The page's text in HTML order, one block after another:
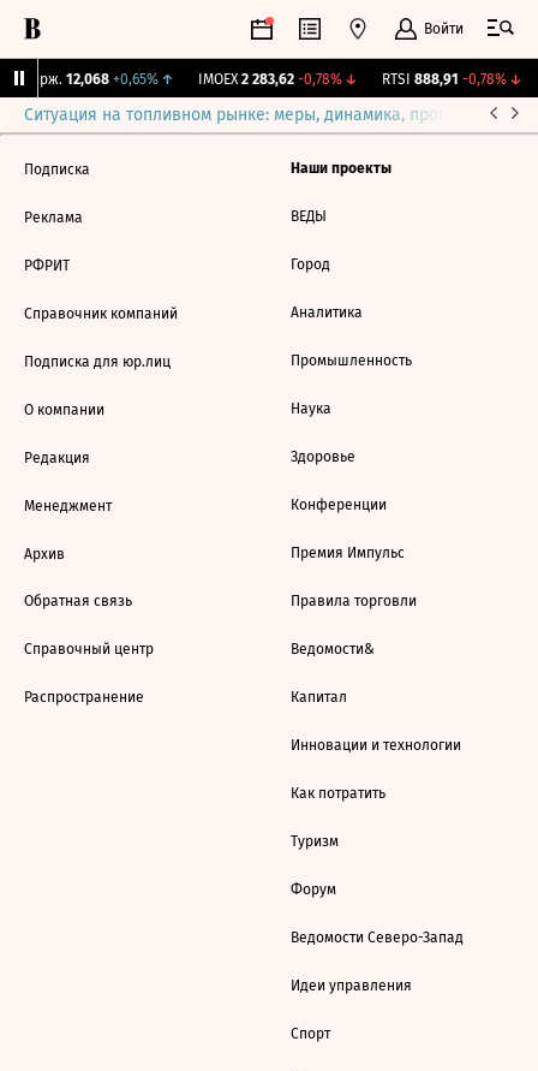
Войти
Бирж. 12,068 +0,65%↑ IMOEX 2 283,62 -0,78%↓ RTSI 888,91 -0,78%↓
Ситуация на топливном рынке: меры, динамика, прогнозы
Подписка
Реклама
РФРИТ
Справочник компаний
Подписка для юр.лиц
О компании
Редакция
Менеджмент
Архив
Обратная связь
Справочный центр
Распространение
Наши проекты
ВЕДЫ
Город
Аналитика
Промышленность
Наука
Здоровье
Конференции
Премия Импульс
Правила торговли
Ведомости&
Капитал
Инновации и технологии
Как потратить
Туризм
Форум
Ведомости Северо-Запад
Идеи управления
Спорт